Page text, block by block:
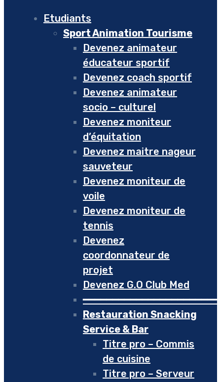
Etudiants
Sport Animation Tourisme
Devenez animateur
éducateur sportif
Devenez coach sportif
Devenez animateur
socio – culturel
Devenez moniteur
d’équitation
Devenez maitre nageur
sauveteur
Devenez moniteur de
voile
Devenez moniteur de
tennis
Devenez
coordonnateur de
projet
Devenez G.O Club Med
Restauration Snacking
Service & Bar
Titre pro – Commis
de cuisine
Titre pro – Serveur